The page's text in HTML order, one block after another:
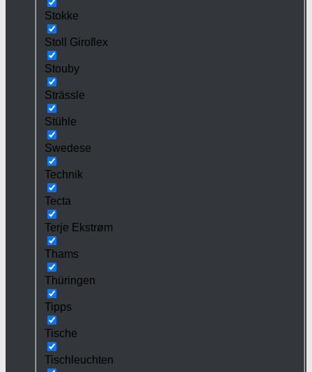
Stokke
Stoll Giroflex
Stouby
Strässle
Stühle
Swedese
Technik
Tecta
Terje Ekstrøm
Thams
Thüringen
Tipps
Tische
Tischleuchten